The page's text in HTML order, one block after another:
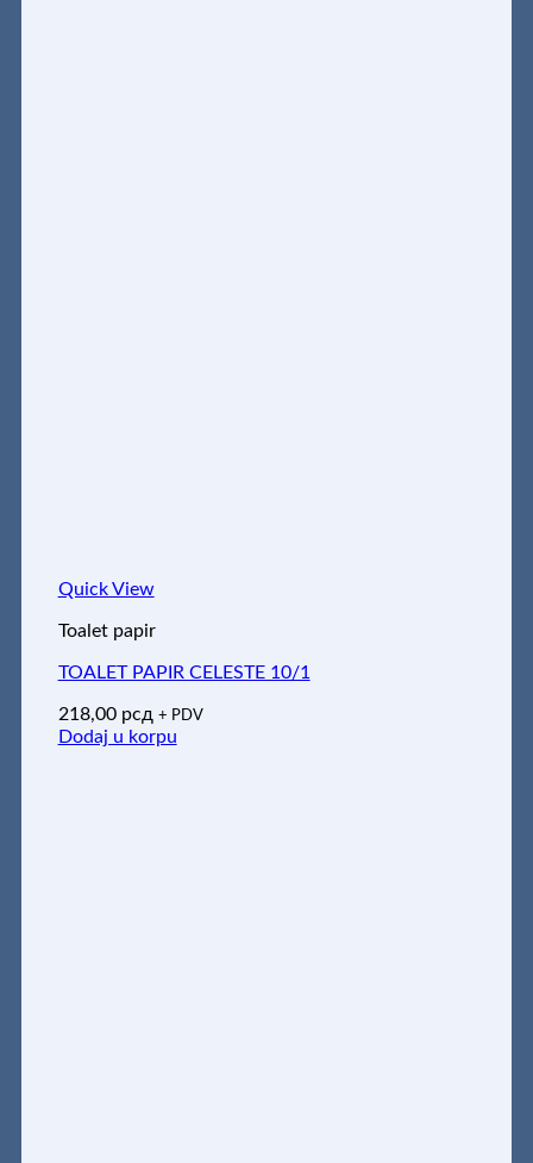
Quick View
Toalet papir
TOALET PAPIR CELESTE 10/1
218,00 рсд + PDV
Dodaj u korpu